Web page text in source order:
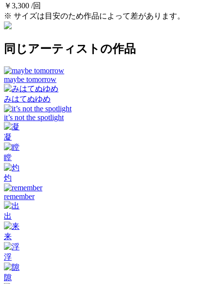
￥3,300 /回
※ サイズは目安のため作品によって差があります。
同じアーティストの作品
maybe tomorrow
みはてぬゆめ
it’s not the spotlight
凝
瞠
灼
remember
出
来
浮
隙